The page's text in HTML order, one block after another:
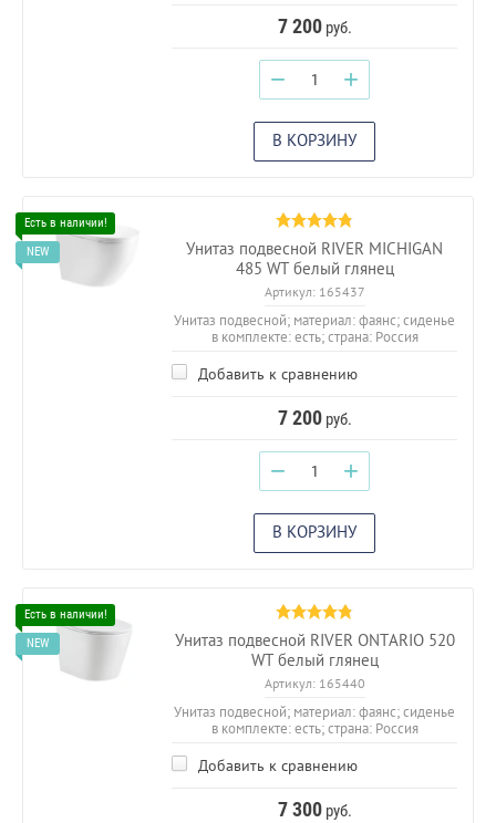
7 200руб.
− +
В КОРЗИНУ
Унитаз подвесной RIVER MICHIGAN
485 WT белый глянец
Артикул:165437
Унитаз подвесной; материал: фаянс; сиденье
в комплекте: есть; страна: Россия
Добавить к сравнению
7 200руб.
− +
В КОРЗИНУ
Унитаз подвесной RIVER ONTARIO 520
WT белый глянец
Артикул:165440
Унитаз подвесной; материал: фаянс; сиденье
в комплекте: есть; страна: Россия
Добавить к сравнению
7 300руб.